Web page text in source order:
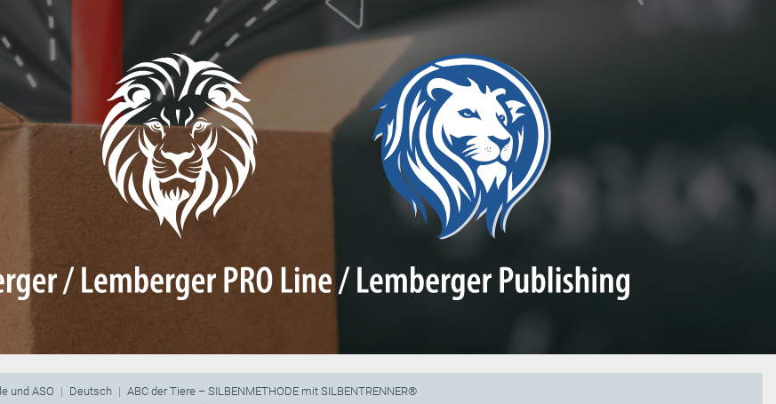
und ASO Deutsch
ABC der Tiere – SILBENMETHODE mit SILBENTRENNER®